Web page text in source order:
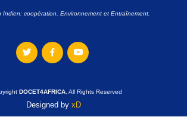
Indien: coopération, Environnement et Entraînement.
DOCET4AFRICA . All Rights Reserved
Designed by xD